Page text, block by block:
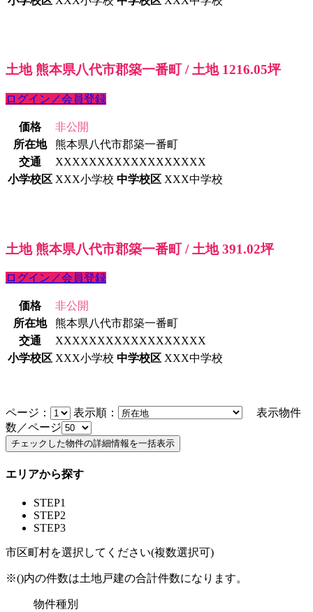
土地 熊本県八代市郡築一番町 / 土地 1216.05坪
ログイン／会員登録
価格
非公開
所在地
熊本県八代市郡築一番町
交通
XXXXXXXXXXXXXXXXXX
小学校区 XXX小学校 中学校区 XXX中学校
土地 熊本県八代市郡築一番町 / 土地 391.02坪
ログイン／会員登録
価格
非公開
所在地
熊本県八代市郡築一番町
交通
XXXXXXXXXXXXXXXXXX
小学校区 XXX小学校 中学校区 XXX中学校
ページ： 表示順：
表示物件
数／ページ
エリアから探す
STEP1
STEP2
STEP3
市区町村を選択してください(複数選択可)
※()内の件数は土地戸建の合計件数になります。
物件種別